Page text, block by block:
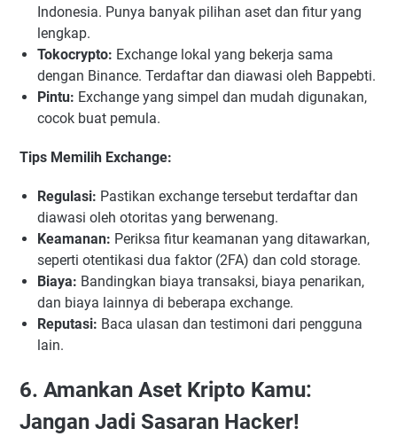
Indonesia. Punya banyak pilihan aset dan fitur yang
lengkap.
Tokocrypto: Exchange lokal yang bekerja sama
dengan Binance. Terdaftar dan diawasi oleh Bappebti.
Pintu: Exchange yang simpel dan mudah digunakan,
cocok buat pemula.
Tips Memilih Exchange:
Regulasi: Pastikan exchange tersebut terdaftar dan
diawasi oleh otoritas yang berwenang.
Keamanan: Periksa fitur keamanan yang ditawarkan,
seperti otentikasi dua faktor (2FA) dan cold storage.
Biaya: Bandingkan biaya transaksi, biaya penarikan,
dan biaya lainnya di beberapa exchange.
Reputasi: Baca ulasan dan testimoni dari pengguna
lain.
6. Amankan Aset Kripto Kamu:
Jangan Jadi Sasaran Hacker!